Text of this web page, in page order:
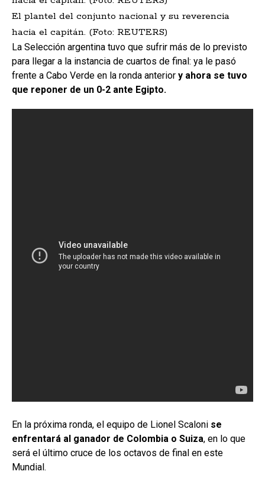
El plantel del conjunto nacional y su reverencia
hacia el capitán. (Foto: REUTERS)
La Selección argentina tuvo que sufrir más de lo previsto
para llegar a la instancia de cuartos de final: ya le pasó
frente a Cabo Verde en la ronda anterior y ahora se tuvo
que reponer de un 0-2 ante Egipto.
En la próxima ronda, el equipo de Lionel Scaloni se
enfrentará al ganador de Colombia o Suiza, en lo que
será el último cruce de los octavos de final en este
Mundial.